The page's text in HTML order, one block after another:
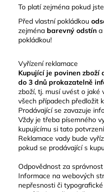
To platí zejména pokud
Před vlastní pokládkou
zejména barevný odstín a
pokládkou!
Vyřízení reklamace
Kupující je povinen
do 3 dnů prokazatelně
zboží, tj. musí uvést o jaké
všech případech předložit
Prodávající se zavazuje
Vždy je třeba písemného
kupujícímu si tato
Reklamace vady bude
pokud se prodávající s
Odpovědnost za
Informace na webových
nepřesnosti či